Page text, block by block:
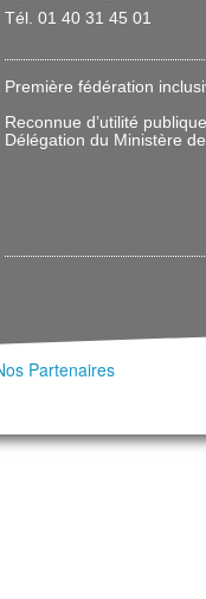
Tél. 01 40 31 45 01
Première fédération
Reconnue d’utilité publique
Délégation du Ministère